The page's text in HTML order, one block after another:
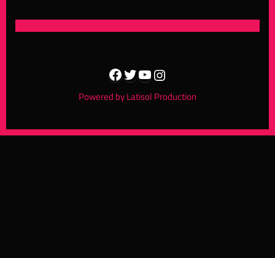
Facebook
Twitter
YouTube
Instagram
Powered by Latisol Production